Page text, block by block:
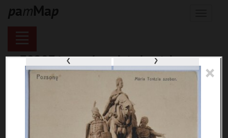
pamMap
70287 inventárnych jednotiek,
116137 digitálnych záberov, 6844 ×
‹ ›